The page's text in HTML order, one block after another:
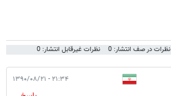
نظرات در صف انتشار: 0 نظرات غیرقابل انتشار: 0
۲۱:۳۴ - ۱۳۹۰/۰۸/۲۱